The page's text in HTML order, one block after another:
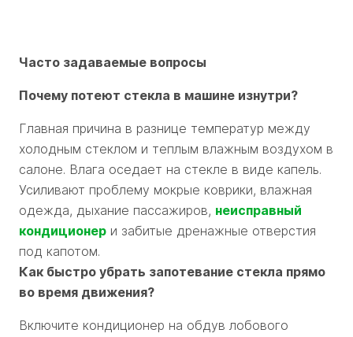
Часто задаваемые вопросы
Почему потеют стекла в машине изнутри?
Главная причина в разнице температур между
холодным стеклом и теплым влажным воздухом в
салоне. Влага оседает на стекле в виде капель.
Усиливают проблему мокрые коврики, влажная
одежда, дыхание пассажиров, неисправный
кондиционер и забитые дренажные отверстия
под капотом.
Как быстро убрать запотевание стекла прямо
во время движения?
Включите кондиционер на обдув лобового